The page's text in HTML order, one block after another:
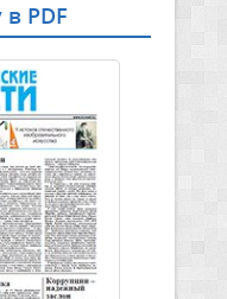
в PDF